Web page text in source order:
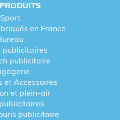
Sport
en France
publicitaires
publicitaire
et Accessoires
et plein-air
publicitaire